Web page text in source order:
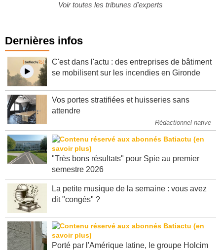
Voir toutes les tribunes d'experts
Dernières infos
C'est dans l'actu : des entreprises de bâtiment
se mobilisent sur les incendies en Gironde
Vos portes stratifiées et huisseries sans
attendre
Rédactionnel native
"Très bons résultats" pour Spie au premier
semestre 2026
La petite musique de la semaine : vous avez
dit "congés" ?
Porté par l'Amérique latine, le groupe Holcim